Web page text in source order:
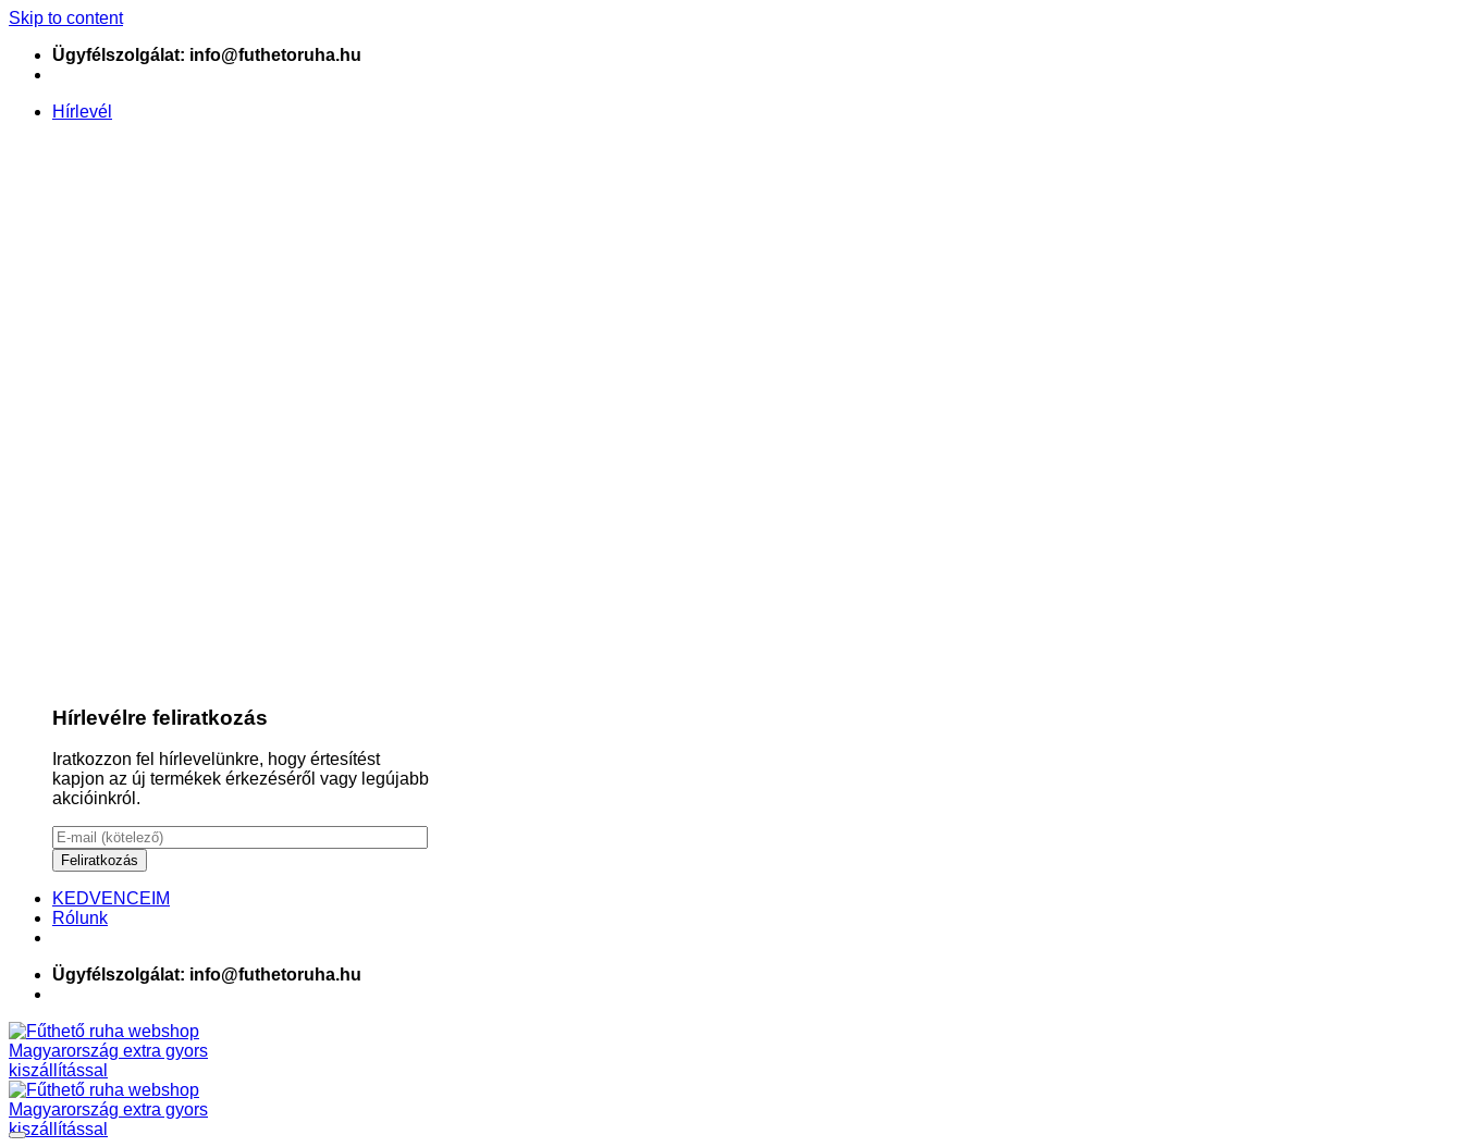
Skip to content
Ügyfélszolgálat: info@futhetoruha.hu
Hírlevél
Hírlevélre feliratkozás
Iratkozzon fel hírlevelünkre, hogy értesítést
kapjon az új termékek érkezéséről vagy legújabb
akcióinkról.
KEDVENCEIM
Rólunk
Ügyfélszolgálat: info@futhetoruha.hu